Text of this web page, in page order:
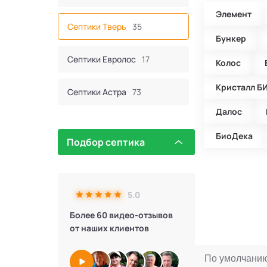
Септики Тверь 35
Септики Евролос 17
Септики Астра 73
Септики КИТ 44
Септики Итал 16
Септики Bunker
Септики Атлос 10
Подбор септика
5.0
Более 60 видео-отзывов
от наших клиентов
Элемент
Бункер
Колос
Кристалл
Далос
БиоДека